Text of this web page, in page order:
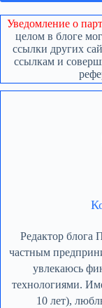
Уведомление о
целом в блоге
ссылки других
ссылкам и
Редактор блога
частным
увлекаюсь
технологиями.
10 лет),